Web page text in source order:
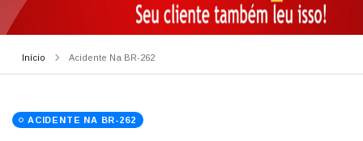
Início Acidente Na BR-262
ACIDENTE NA BR-262